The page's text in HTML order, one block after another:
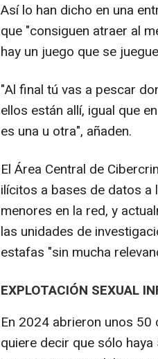
Así lo han dicho en una
que "consiguen atraer al
hay un juego que se
"Al final tú vas a pescar
ellos están allí, igual que
es una u otra", añaden.
El Área Central de
ilícitos a bases de datos a
menores en la red, y
las unidades de
estafas "sin mucha
EXPLOTACIÓN SEXUAL
En 2024 abrieron unos 50
quiere decir que sólo